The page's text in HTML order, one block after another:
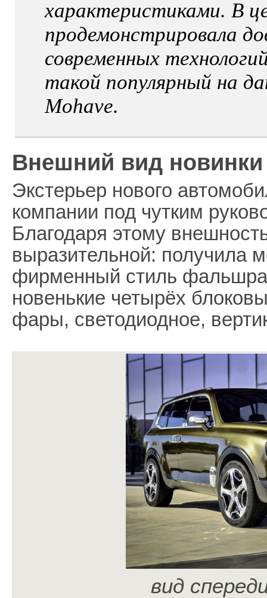
характеристиками. В
продемонстрировала
современных
такой популярный на
Mohave.
Внешний вид
Экстерьер нового
компании под чутким
Благодаря этому
выразительной: получила
фирменный стиль
новенькие четырёх
фары, светодиодное,
вид